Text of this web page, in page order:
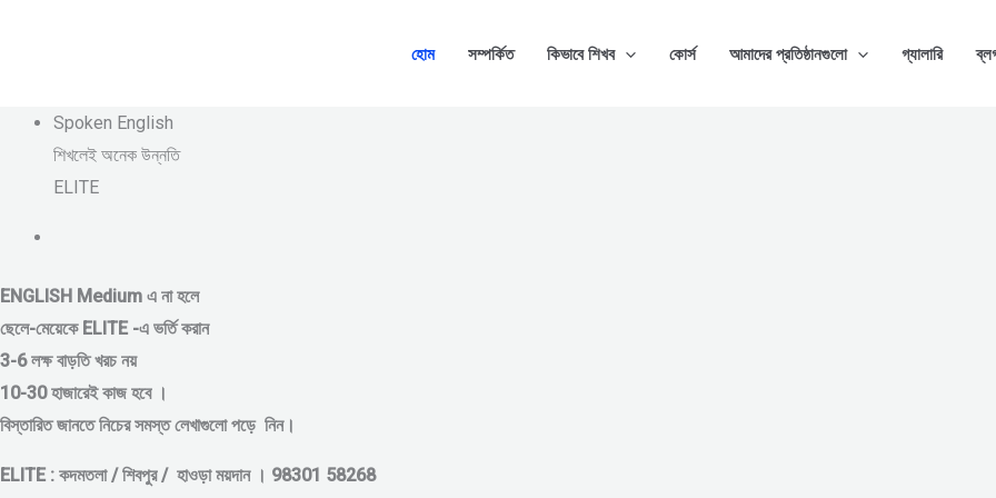
হোম সম্পর্কিত কিভাবে শিখব কোর্স আমাদের প্রতিষ্ঠানগুলো গ্যালারি
Spoken English
শিখলেই অনেক উন্নতি
ELITE
ENGLISH Medium এ না হলে
ছেলে-মেয়েকে ELITE -এ ভর্তি করান
3-6 লক্ষ বাড়তি খরচ নয়
10-30 হাজারেই কাজ হবে ।
বিস্তারিত জানতে নিচের সমস্ত লেখাগুলো পড়ে নিন।
ELITE : কদমতলা / শিবপুর / হাওড়া ময়দান । 98301 58268